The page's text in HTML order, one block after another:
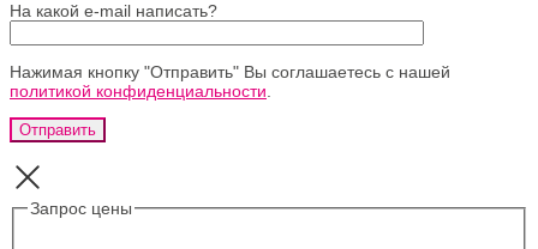
На какой e-mail написать?
Нажимая кнопку "Отправить" Вы соглашаетесь с нашей
политикой конфиденциальности
Запрос цены